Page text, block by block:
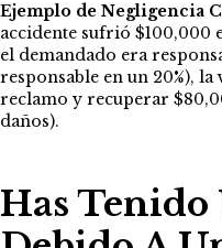
Ejemplo de Negligencia
accidente sufrió $100,000
el demandado era
responsable en un 20%),
reclamo y recuperar
daños).
Has